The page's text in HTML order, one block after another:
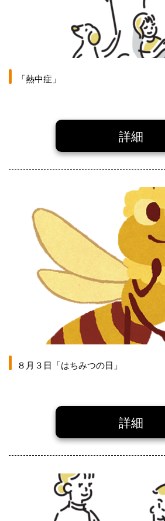
「熱中症」
詳細
８月３日「はちみつの日」
詳細